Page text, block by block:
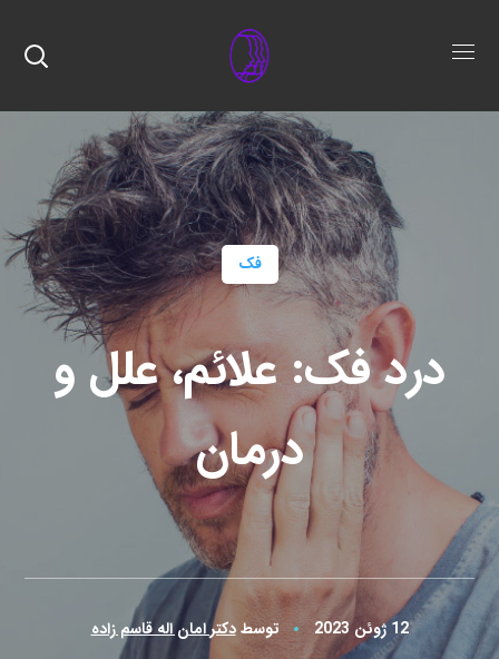
فک
درد فک: علائم، علل و
درمان
12 ژوئن 2023 توسطدکتر امان اله قاسم زاده